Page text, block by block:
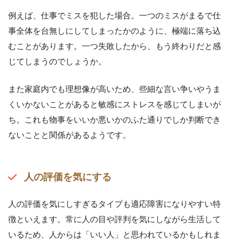
例えば、仕事でミスを犯した場合。一つのミスがまるで仕
事全体を台無しにしてしまったかのように、極端に落ち込
むことがあります。一つ失敗したから、もう終わりだと感
じてしまうのでしょうか。
また家庭内でも理想像が高いため、些細な言い争いやうま
くいかないことがあると敏感にストレスを感じてしまいが
ち。これも物事をいいか悪いかのふた通りでしか判断でき
ないことと関係があるようです。
人の評価を気にする
人の評価を気にしすぎるタイプも適応障害になりやすい特
徴といえます。常に人の目や評判を気にしながら生活して
いるため、人からは「いい人」と思われているかもしれま